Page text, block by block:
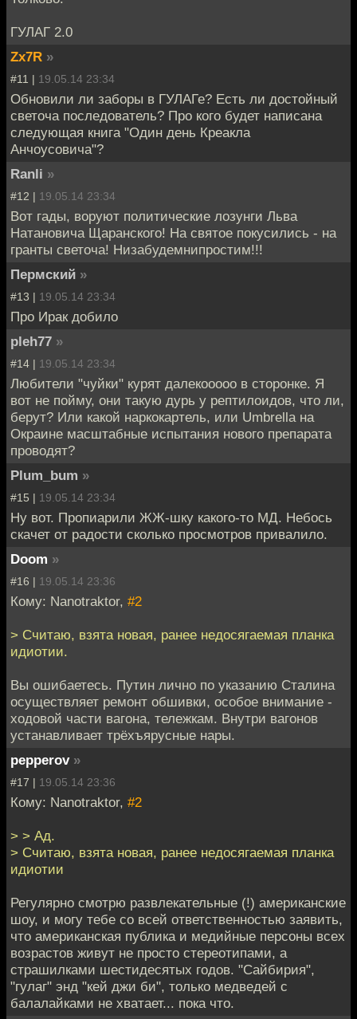
ГУЛАГ 2.0
Zx7R »
#11 | 19.05.14 23:34
Обновили ли заборы в ГУЛАГе? Есть ли достойный
светоча последователь? Про кого будет написана
следующая книга "Один день Креакла
Анчоусовича"?
Ranli »
#12 | 19.05.14 23:34
Вот гады, воруют политические лозунги Льва
Натановича Щаранского! На святое покусились - на
гранты светоча! Низабудемнипростим!!!
Пермский »
#13 | 19.05.14 23:34
Про Ирак добило
pleh77 »
#14 | 19.05.14 23:34
Любители "чуйки" курят далекооооо в сторонке. Я
вот не пойму, они такую дурь у рептилоидов, что ли,
берут? Или какой наркокартель, или Umbrella на
Окраине масштабные испытания нового препарата
проводят?
Plum_bum »
#15 | 19.05.14 23:34
Ну вот. Пропиарили ЖЖ-шку какого-то МД. Небось
скачет от радости сколько просмотров привалило.
Doom »
#16 | 19.05.14 23:36
Кому: Nanotraktor, #2
> Считаю, взята новая, ранее недосягаемая планка
идиотии.
Вы ошибаетесь. Путин лично по указанию Сталина
осуществляет ремонт обшивки, особое внимание -
ходовой части вагона, тележкам. Внутри вагонов
устанавливает трёхъярусные нары.
pepperov »
#17 | 19.05.14 23:36
Кому: Nanotraktor, #2
> > Ад.
> Считаю, взята новая, ранее недосягаемая планка
идиотии
Регулярно смотрю развлекательные (!) американские
шоу, и могу тебе со всей ответственностью заявить,
что американская публика и медийные персоны всех
возрастов живут не просто стереотипами, а
страшилками шестидесятых годов. "Сайбирия",
"гулаг" энд "кей джи би", только медведей с
балалайками не хватает... пока что.